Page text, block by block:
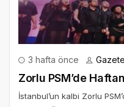
3 hafta önce
Zorlu PSM’de
İstanbul’un kalbi Zorlu